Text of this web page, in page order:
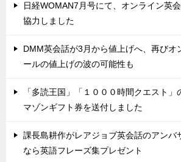
日経WOMAN7月号にて、オンライン英
協力しました
DMM英会話が3月から値上げへ、再びオ
ールの値上げの波の可能性も
「多読王国」「１０００時間クエスト
マゾンギフト券を送付しました
課長島耕作がレアジョブ英会話のアンバ
なら英語フレーズ集プレゼント